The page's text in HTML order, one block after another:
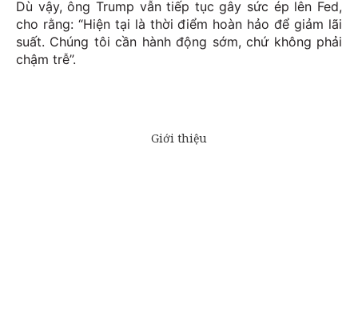
Dù vậy, ông Trump vẫn tiếp tục gây sức ép lên Fed,
cho rằng: “Hiện tại là thời điểm hoàn hảo để giảm lãi
suất. Chúng tôi cần hành động sớm, chứ không phải
chậm trễ”.